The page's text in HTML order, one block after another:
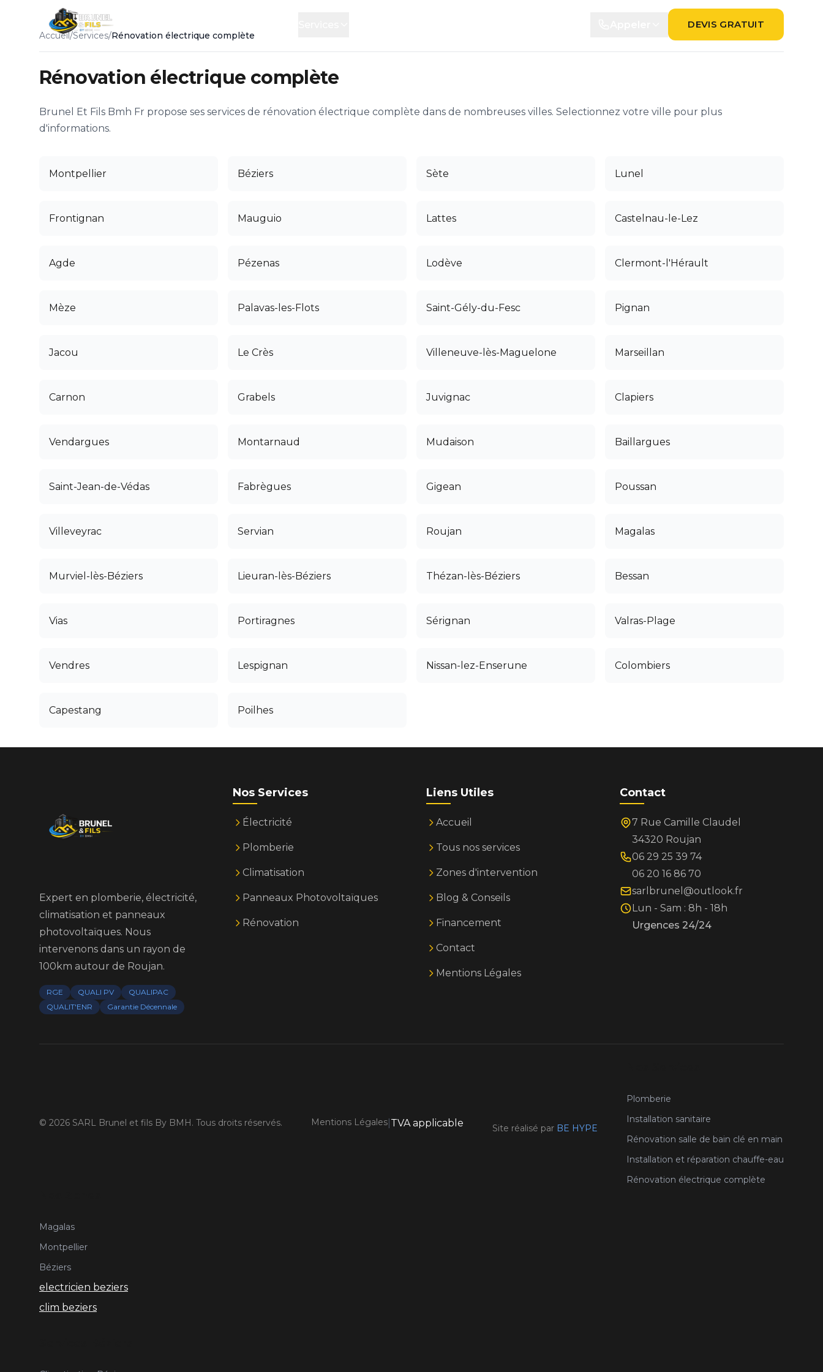
DEVIS GRATUIT
Accueil/Services/Rénovation électrique complète
Rénovation électrique complète
Brunel Et Fils Bmh Fr propose ses services de rénovation électrique complète dans de nombreuses villes. Selectionnez votre ville pour plus
d'informations.
Montpellier Béziers Sète Lunel
Frontignan Mauguio Lattes Castelnau-le-Lez
Agde Pézenas Lodève Clermont-l'Hérault
Mèze Palavas-les-Flots Saint-Gély-du-Fesc Pignan
Jacou Le Crès Villeneuve-lès-Maguelone Marseillan
Carnon Grabels Juvignac Clapiers
Vendargues Montarnaud Mudaison Baillargues
Saint-Jean-de-Védas Fabrègues Gigean Poussan
Villeveyrac Servian Roujan Magalas
Murviel-lès-Béziers Lieuran-lès-Béziers Thézan-lès-Béziers Bessan
Vias Portiragnes Sérignan Valras-Plage
Vendres Lespignan Nissan-lez-Enserune Colombiers
Capestang Poilhes
Expert en plomberie, électricité,
climatisation et panneaux
photovoltaïques. Nous
intervenons dans un rayon de
100km autour de Roujan.
RGE QUALI PV
QUALIPAC
QUALIT'ENR
Garantie Décennale
Nos Services
Électricité
Plomberie
Climatisation
Panneaux Photovoltaïques
Rénovation
Liens Utiles
Accueil
Tous nos services
Zones d'intervention
Blog & Conseils
Financement
Contact
Mentions Légales
Contact
7 Rue Camille Claudel
34320 Roujan
06 29 25 39 74
06 20 16 86 70
sarlbrunel@outlook.fr
Lun - Sam : 8h - 18h
Urgences 24/24
© 2026 SARL Brunel et fils By BMH. Tous droits réservés. Mentions Légales TVA applicable Site réalisé par BE HYPE
Plomberie
Installation sanitaire
Rénovation salle de bain clé en main
Installation et réparation chauffe-eau
Rénovation électrique complète
Magalas
Montpellier
Béziers
electricien beziers
clim beziers